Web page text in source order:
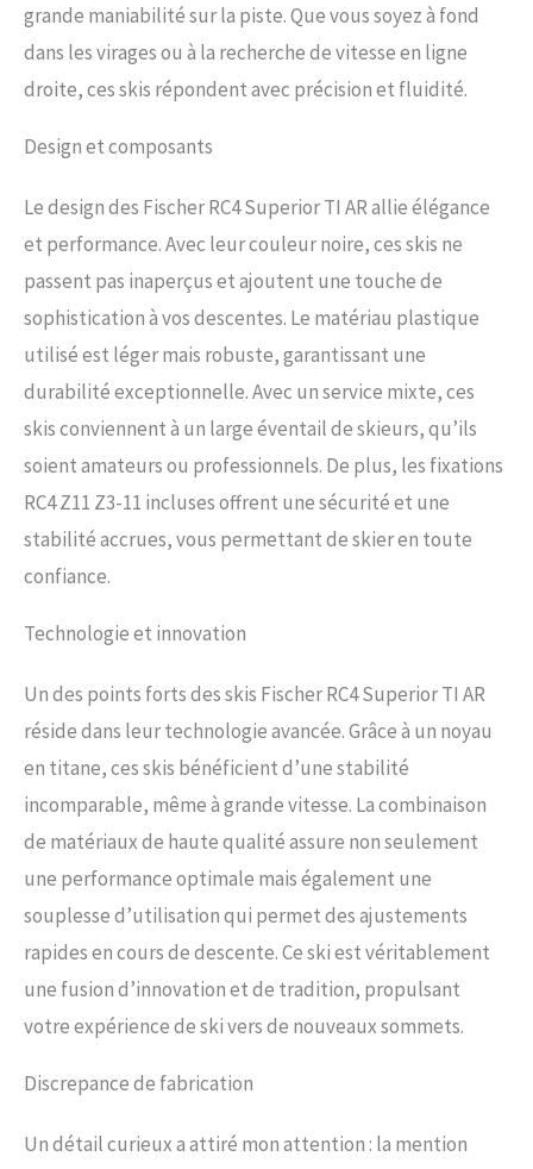
été renforcée avec un double
titane d'une largeur de 0,5 mm.
toute la journée avec noyau en
swing du début à la fin et a un
fonctionnement silencieux et une
adhérence parfaite sur les pistes
dures.
grande maniabilité sur la piste. Que vous soyez à fond
dans les virages ou à la recherche de vitesse en ligne
droite, ces skis répondent avec précision et fluidité.
Design et composants
Le design des Fischer RC4 Superior TI AR allie élégance
et performance. Avec leur couleur noire, ces skis ne
passent pas inaperçus et ajoutent une touche de
sophistication à vos descentes. Le matériau plastique
utilisé est léger mais robuste, garantissant une
durabilité exceptionnelle. Avec un service mixte, ces
skis conviennent à un large éventail de skieurs, qu’ils
soient amateurs ou professionnels. De plus, les fixations
RC4 Z11 Z3-11 incluses offrent une sécurité et une
stabilité accrues, vous permettant de skier en toute
confiance.
Technologie et innovation
Un des points forts des skis Fischer RC4 Superior TI AR
réside dans leur technologie avancée. Grâce à un noyau
en titane, ces skis bénéficient d’une stabilité
incomparable, même à grande vitesse. La combinaison
de matériaux de haute qualité assure non seulement
une performance optimale mais également une
souplesse d’utilisation qui permet des ajustements
rapides en cours de descente. Ce ski est véritablement
une fusion d’innovation et de tradition, propulsant
votre expérience de ski vers de nouveaux sommets.
Discrepance de fabrication
Un détail curieux a attiré mon attention : la mention